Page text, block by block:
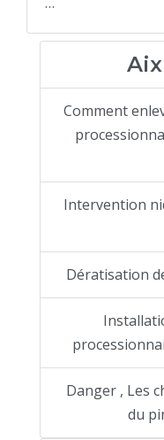
Comment
Intervention
Dératisation
Danger , Les
du